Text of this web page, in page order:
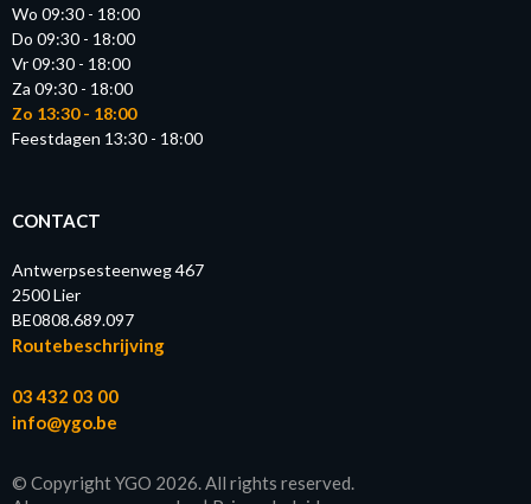
Wo 09:30 - 18:00
Do 09:30 - 18:00
Vr 09:30 - 18:00
Za 09:30 - 18:00
Zo 13:30 - 18:00
Feestdagen 13:30 - 18:00
CONTACT
Antwerpsesteenweg 467
2500 Lier
BE0808.689.097
Routebeschrijving
03 432 03 00
info@ygo.be
© Copyright YGO 2026. All rights reserved.